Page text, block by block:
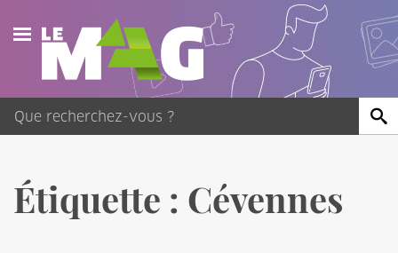
Actualités
Agenda
Vidéos
Étiquette : Cévennes